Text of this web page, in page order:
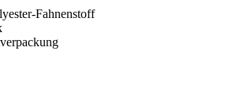
Fahnenstoff